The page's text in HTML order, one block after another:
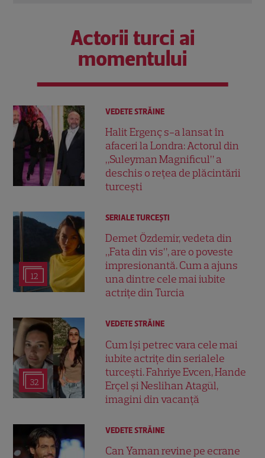
Actorii turci ai
momentului
VEDETE STRĂINE
Halit Ergenç s-a lansat în
afaceri la Londra: Actorul din
„Suleyman Magnificul” a
deschis o rețea de plăcintării
turcești
12
SERIALE TURCEŞTI
Demet Özdemir, vedeta din
„Fata din vis”, are o poveste
impresionantă. Cum a ajuns
una dintre cele mai iubite
actrițe din Turcia
32
VEDETE STRĂINE
Cum își petrec vara cele mai
iubite actrițe din serialele
turcești. Fahriye Evcen, Hande
Erçel și Neslihan Atagül,
imagini din vacanță
VEDETE STRĂINE
Can Yaman revine pe ecrane